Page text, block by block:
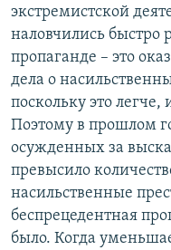
экстремистской
наловчились быстро
пропаганде – это
дела о
поскольку это легче,
Поэтому в прошлом
осужденных за
превысило
насильственные
беспрецедентная
было. Когда